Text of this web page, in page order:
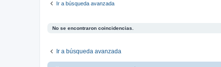
Ir a búsqueda avanzada
No se encontraron coincidencias.
Ir a búsqueda avanzada